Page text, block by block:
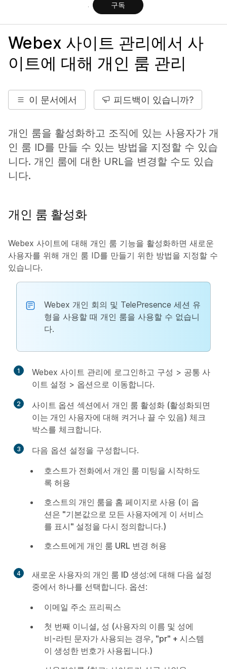
구독
Webex 사이트 관리에서 사
이트에 대해 개인 룸 관리
이 문서에서 피드백이 있습니까?
개인 룸을 활성화하고 조직에 있는 사용자가 개
인 룸 ID를 만들 수 있는 방법을 지정할 수 있습
니다. 개인 룸에 대한 URL을 변경할 수도 있습
니다.
개인 룸 활성화
Webex 사이트에 대해 개인 룸 기능을 활성화하면 새로운
사용자를 위해 개인 룸 ID를 만들기 위한 방법을 지정할 수
있습니다.
Webex 개인 회의 및 TelePresence 세션 유
형을 사용할 때 개인 룸을 사용할 수 없습니
다.
1 Webex 사이트 관리에 로그인하고 구성 > 공통 사
이트 설정 > 옵션 으로 이동합니다.
2 사이트 옵션 섹션에서 개인 룸 활성화 (활성화되면
이는 개인 사용자에 대해 켜거나 끌 수 있음) 체크
박스를 체크합니다.
3
다음 옵션 설정을 구성합니다.
호스트가 전화에서 개인 룸 미팅을 시작하도
록 허용
호스트의 개인 룸을 홈 페이지로 사용 (이 옵
션은 "기본값으로 모든 사용자에게 이 서비스
를 표시" 설정을 다시 정의합니다.)
호스트에게 개인 룸 URL 변경 허용
4
새로운 사용자의 개인 룸 ID 생성:에 대해 다음 설정
중에서 하나를 선택합니다. 옵션:
이메일 주소 프리픽스
첫 번째 이니셜, 성 (사용자의 이름 및 성에
비-라틴 문자가 사용되는 경우, "pr" + 시스템
이 생성한 번호가 사용됩니다.)